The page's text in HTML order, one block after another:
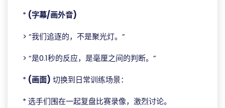
* (字幕/画外音)
> “我们追逐的，不是聚光灯。”
> “是0.1秒的反应，是毫厘之间的判断。”
* (画面) 切换到日常训练场景：
* 选手们围在一起复盘比赛录像，激烈讨论。